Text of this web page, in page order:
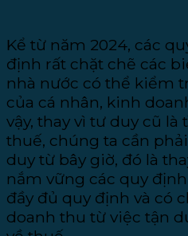
Kể từ năm 2024, các
định rất chặt chẽ các
nhà nước có thể kiểm
của cá nhân, kinh
vậy, thay vì tư duy cũ
thuế, chúng ta cần
duy từ bây giờ, đó là
nắm vững các quy
đầy đủ quy định và có
doanh thu từ việc tận